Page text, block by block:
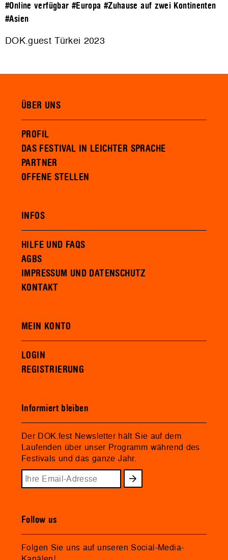
#Online verfügbar #Europa #Zuhause auf zwei Kontinenten
#Asien
DOK.guest Türkei 2023
ÜBER UNS
PROFIL
DAS FESTIVAL IN LEICHTER SPRACHE
PARTNER
OFFENE STELLEN
INFOS
HILFE UND FAQS
AGBS
IMPRESSUM UND DATENSCHUTZ
KONTAKT
MEIN KONTO
LOGIN
REGISTRIERUNG
Informiert bleiben
Der DOK.fest Newsletter hält Sie auf dem
Laufenden über unser Programm während des
Festivals und das ganze Jahr.
Follow us
Folgen Sie uns auf unseren Social-Media-